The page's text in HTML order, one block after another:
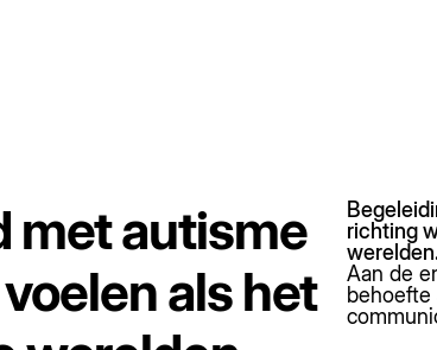
met autisme
als het
richting
Aan de
behoefte